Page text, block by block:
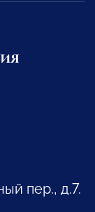
пер., д.7.